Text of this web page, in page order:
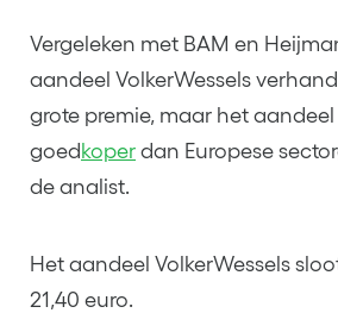
Vergeleken met BAM en
aandeel VolkerWessels
grote premie, maar het aandeel
goedkoper dan Europese
de analist.
Het aandeel VolkerWessels
21,40 euro.